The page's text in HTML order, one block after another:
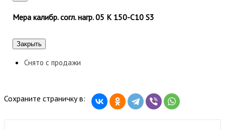
Мера калибр. согл. нагр. 05 К 150-C10 S3
Закрыть
Снято с продажи
Сохраните страничку в: